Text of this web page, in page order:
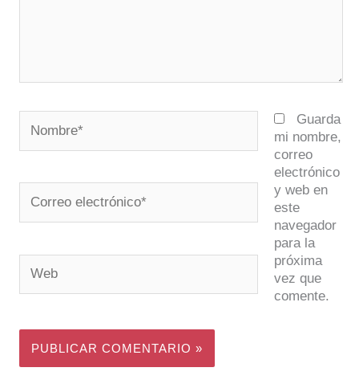
electrónico*
Guarda
mi nombre,
correo
electrónico
y web en
este
navegador
para la
próxima
vez que
comente.